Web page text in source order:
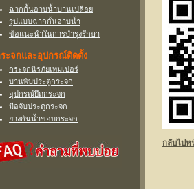
ฉากกั้นอาบน้ำบานเปลือย
รูปแบบฉากกั้นอาบน้ำ
ข้อแนะนำในการบำรุงรักษา
ะจกและอุปกรณ์ติดตั้ง
กระจกนิรภัยเทมเปอร์
บานพับประตูกระจก
อุปกรณ์ยึดกระจก
มือจับประตูกระจก
ยางกันน้ำขอบกระจก
กลับไปห